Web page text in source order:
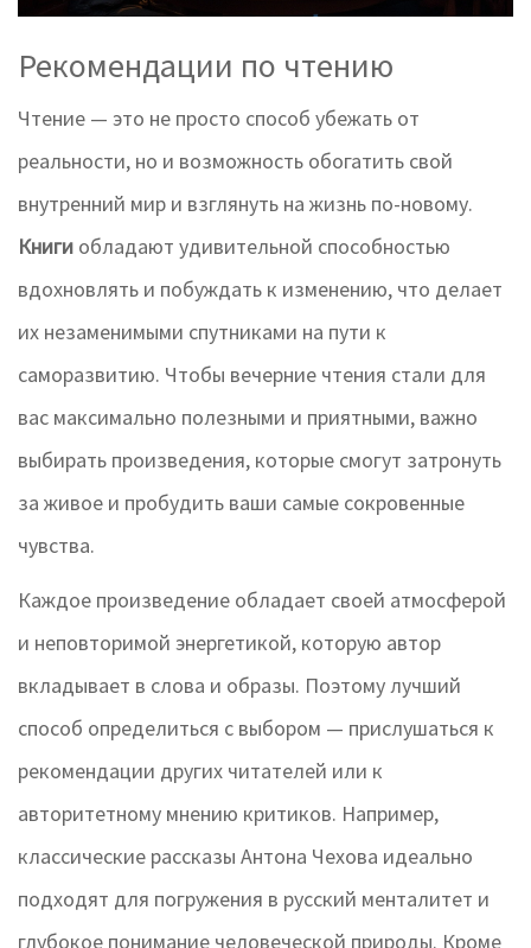
Рекомендации по чтению
Чтение — это не просто способ убежать от
реальности, но и возможность обогатить свой
внутренний мир и взглянуть на жизнь по-новому.
Книги обладают удивительной способностью
вдохновлять и побуждать к изменению, что делает
их незаменимыми спутниками на пути к
саморазвитию. Чтобы вечерние чтения стали для
вас максимально полезными и приятными, важно
выбирать произведения, которые смогут затронуть
за живое и пробудить ваши самые сокровенные
чувства.
Каждое произведение обладает своей атмосферой
и неповторимой энергетикой, которую автор
вкладывает в слова и образы. Поэтому лучший
способ определиться с выбором — прислушаться к
рекомендации других читателей или к
авторитетному мнению критиков. Например,
классические рассказы Антона Чехова идеально
подходят для погружения в русский менталитет и
глубокое понимание человеческой природы. Кроме